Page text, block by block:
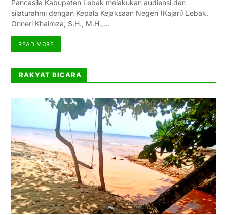
Pancasila Kabupaten Lebak melakukan audiensi dan
silaturahmi dengan Kepala Kejaksaan Negeri (Kajari) Lebak,
Onneri Khairoza, S.H., M.H.,…
READ MORE
RAKYAT BICARA